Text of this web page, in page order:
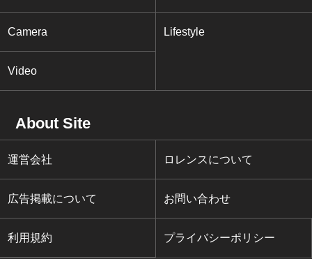
Camera Lifestyle
Video
About Site
運営会社 ロレンスについて
広告掲載について お問い合わせ
利用規約 プライバシーポリシー